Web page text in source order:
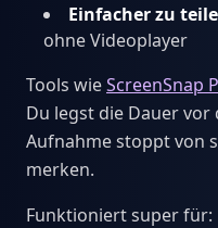
Einfacher zu
ohne Videoplayer
Tools wieScreenSnap
Du legst die Dauer
Aufnahme stoppt von
merken.
Funktioniert super für: